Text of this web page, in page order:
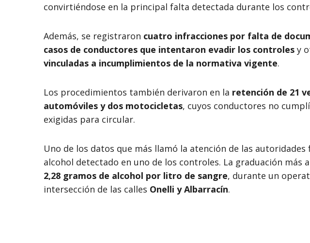
convirtiéndose en la principal falta detectada durante los
Además, se registraron cuatro infracciones por falta de
casos de conductores que intentaron evadir los controlesy
vinculadas a incumplimientos de la normativa vigente.
Los procedimientos también derivaron en la retención de 21
automóviles y dos motocicletas, cuyos conductores no
exigidas para circular.
Uno de los datos que más llamó la atención de las autoridades
alcohol detectado en uno de los controles. La graduación más
2,28 gramos de alcohol por litro de sangre, durante un
intersección de las calles Onelli y Albarracín.